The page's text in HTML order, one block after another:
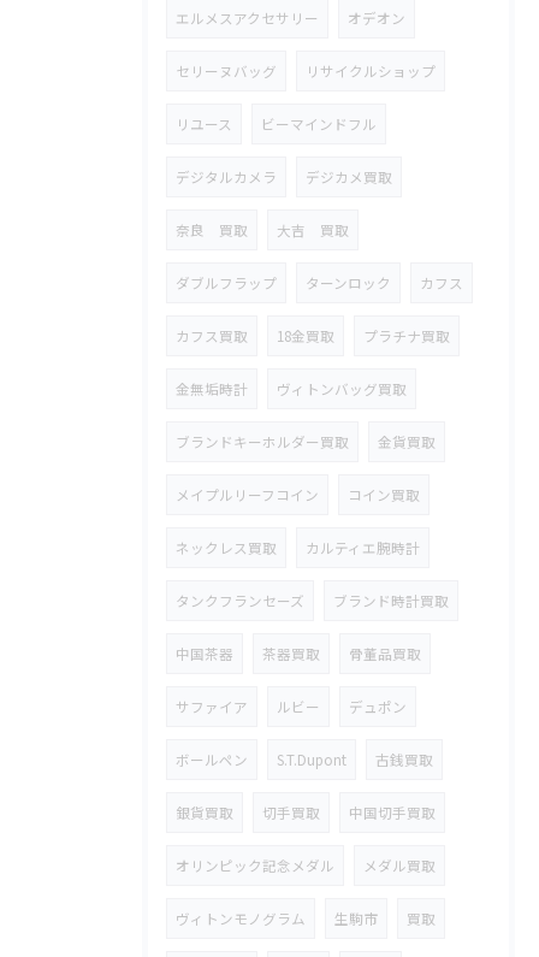
エルメスアクセサリー オデオン
セリーヌバッグ リサイクルショップ
リユース ビーマインドフル
デジタルカメラ デジカメ買取
奈良 買取 大吉 買取
ダブルフラップ ターンロック カフス
カフス買取 18金買取 プラチナ買取
金無垢時計 ヴィトンバッグ買取
ブランドキーホルダー買取 金貨買取
メイプルリーフコイン コイン買取
ネックレス買取 カルティエ腕時計
タンクフランセーズ ブランド時計買取
中国茶器 茶器買取 骨董品買取
サファイア ルビー デュポン
ボールペン S.T.Dupont 古銭買取
銀貨買取 切手買取 中国切手買取
オリンピック記念メダル メダル買取
ヴィトンモノグラム 生駒市 買取